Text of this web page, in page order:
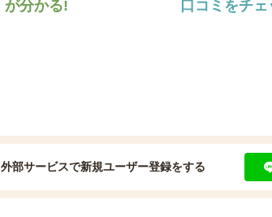
が分かる!
口コミをチ
外部サービスで新規ユーザー登録をする